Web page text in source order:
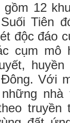
gồm 12
Tiên
độc đáo
cụm
Với
truyền